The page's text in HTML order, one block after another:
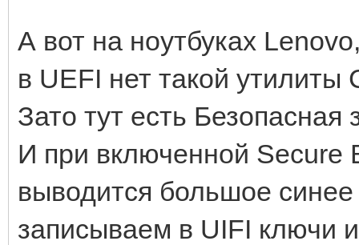
А вот на ноутбуках
в UEFI нет такой утилиты
Зато тут есть Безопасная
И при включенной Secure
выводится большое
записываем в UIFI ключи